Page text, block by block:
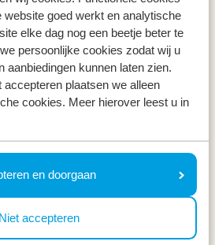
goed werkt en analytische
elke dag nog een beetje beter te
persoonlijke cookies zodat wij u
aanbiedingen kunnen laten zien.
accepteren plaatsen we alleen
cookies. Meer hierover leest u in
en doorgaan
Niet accepteren
andere, Inspirationen für
die besten
die besten Preise ⤵